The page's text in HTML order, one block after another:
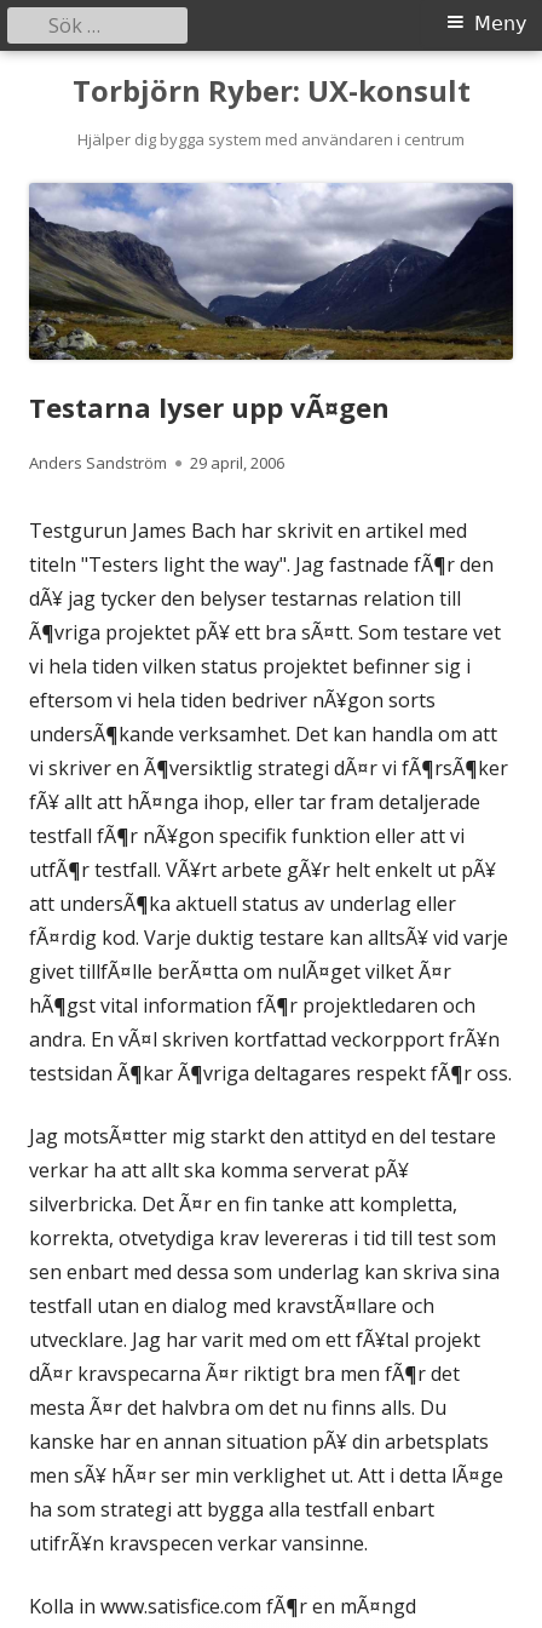
Torbjörn Ryber: UX-konsult
Hjälper dig bygga system med användaren i centrum
Primär
meny
Meny
Sök
efter:
Testarna lyser upp vÃ¤gen
Författare
Anders Sandström
Publicerat
29 april, 2006
Testgurun James Bach har skrivit en artikel med
titeln "Testers light the way". Jag fastnade fÃ¶r den
dÃ¥ jag tycker den belyser testarnas relation till
Ã¶vriga projektet pÃ¥ ett bra sÃ¤tt. Som testare vet
vi hela tiden vilken status projektet befinner sig i
eftersom vi hela tiden bedriver nÃ¥gon sorts
undersÃ¶kande verksamhet. Det kan handla om att
vi skriver en Ã¶versiktlig strategi dÃ¤r vi fÃ¶rsÃ¶ker
fÃ¥ allt att hÃ¤nga ihop, eller tar fram detaljerade
testfall fÃ¶r nÃ¥gon specifik funktion eller att vi
utfÃ¶r testfall. VÃ¥rt arbete gÃ¥r helt enkelt ut pÃ¥
att undersÃ¶ka aktuell status av underlag eller
fÃ¤rdig kod. Varje duktig testare kan alltsÃ¥ vid varje
givet tillfÃ¤lle berÃ¤tta om nulÃ¤get vilket Ã¤r
hÃ¶gst vital information fÃ¶r projektledaren och
andra. En vÃ¤l skriven kortfattad veckorpport frÃ¥n
testsidan Ã¶kar Ã¶vriga deltagares respekt fÃ¶r oss.
Jag motsÃ¤tter mig starkt den attityd en del testare
verkar ha att allt ska komma serverat pÃ¥
silverbricka. Det Ã¤r en fin tanke att kompletta,
korrekta, otvetydiga krav levereras i tid till test som
sen enbart med dessa som underlag kan skriva sina
testfall utan en dialog med kravstÃ¤llare och
utvecklare. Jag har varit med om ett fÃ¥tal projekt
dÃ¤r kravspecarna Ã¤r riktigt bra men fÃ¶r det
mesta Ã¤r det halvbra om det nu finns alls. Du
kanske har en annan situation pÃ¥ din arbetsplats
men sÃ¥ hÃ¤r ser min verklighet ut. Att i detta lÃ¤ge
ha som strategi att bygga alla testfall enbart
utifrÃ¥n kravspecen verkar vansinne.
Kolla in www.satisfice.com fÃ¶r en mÃ¤ngd